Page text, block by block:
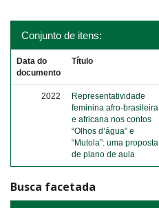
Conjunto de itens:
Data do
documento
Título
2022
Representatividade
feminina afro-brasileira
e africana nos contos
“Olhos d’água” e
“Mutola”: uma proposta
de plano de aula
Busca facetada